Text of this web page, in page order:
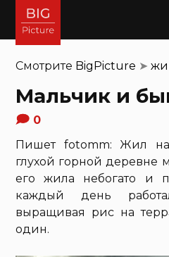
Смотрите BigPicture ➤
Мальчик и
0
Пишет fotomm: Жил
глухой горной деревне
его жила небогато и
каждый день
выращивая рис на
один.